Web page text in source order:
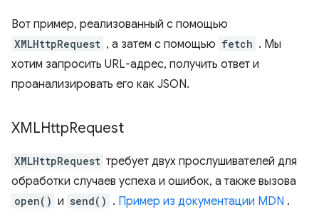
Вот пример, реализованный с помощью
XMLHttpRequest , а затем с помощью fetch . Мы
хотим запросить URL-адрес, получить ответ и
проанализировать его как JSON.
XMLHttpRequest
XMLHttpRequest требует двух прослушивателей для
обработки случаев успеха и ошибок, а также вызова
open() и send() . Пример из документации MDN .